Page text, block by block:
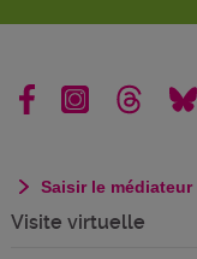
Saisir le médiateur
Visite virtuelle